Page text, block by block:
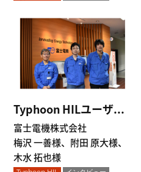
Typhoon HILユーザ...
富士電機株式会社
梅沢 一善様、附田 原大様、
木水 拓也様